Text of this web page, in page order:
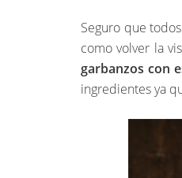
Seguro que
como volver la
garbanzos con
ingredientes ya